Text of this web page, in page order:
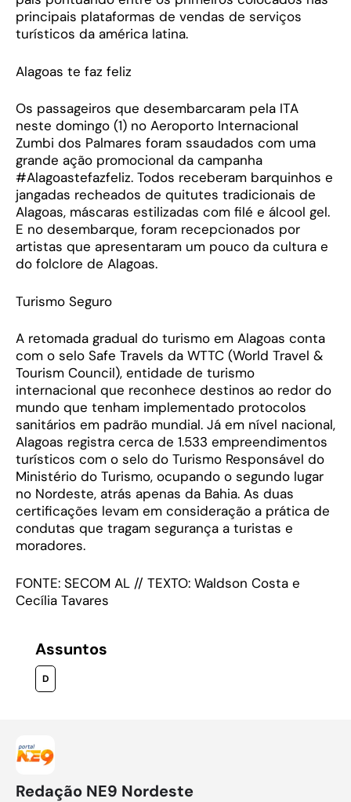
principais plataformas de vendas de serviços
turísticos da américa latina.
Alagoas te faz feliz
Os passageiros que desembarcaram pela ITA
neste domingo (1) no Aeroporto Internacional
Zumbi dos Palmares foram ssaudados com uma
grande ação promocional da campanha
#Alagoastefazfeliz. Todos receberam barquinhos e
jangadas recheados de quitutes tradicionais de
Alagoas, máscaras estilizadas com filé e álcool gel.
E no desembarque, foram recepcionados por
artistas que apresentaram um pouco da cultura e
do folclore de Alagoas.
Turismo Seguro
A retomada gradual do turismo em Alagoas conta
com o selo Safe Travels da WTTC (World Travel &
Tourism Council), entidade de turismo
internacional que reconhece destinos ao redor do
mundo que tenham implementado protocolos
sanitários em padrão mundial. Já em nível nacional,
Alagoas registra cerca de 1.533 empreendimentos
turísticos com o selo do Turismo Responsável do
Ministério do Turismo, ocupando o segundo lugar
no Nordeste, atrás apenas da Bahia. As duas
certificações levam em consideração a prática de
condutas que tragam segurança a turistas e
moradores.
FONTE: SECOM AL // TEXTO: Waldson Costa e
Cecília Tavares
Assuntos
D
Redação NE9 Nordeste